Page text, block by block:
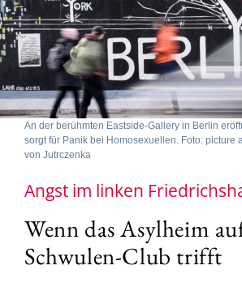
An der berühmten Eastside-Gallery in Berlin
sorgt für Panik bei Homosexuellen. Foto: picture
von Jutrczenka
Angst im linken
Wenn das Asylheim
Schwulen-Club trifft